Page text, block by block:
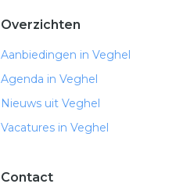
Overzichten
Aanbiedingen in Veghel
Agenda in Veghel
Nieuws uit Veghel
Vacatures in Veghel
Contact